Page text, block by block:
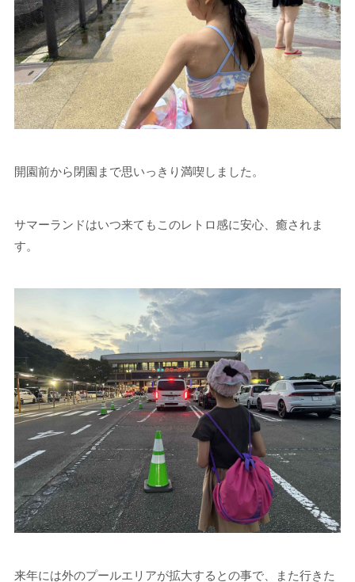
開園前から閉園まで思いっきり満喫しました。
サマーランドはいつ来てもこのレトロ感に安心、癒されま
す。
来年には外のプールエリアが拡大するとの事で、また行きた